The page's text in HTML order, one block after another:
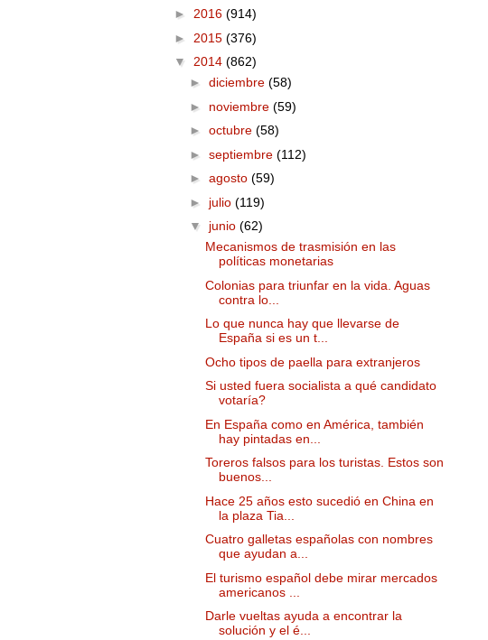
► 2016 (914)
► 2015 (376)
▼ 2014 (862)
► diciembre (58)
► noviembre (59)
► octubre (58)
► septiembre (112)
► agosto (59)
► julio (119)
▼ junio (62)
Mecanismos de trasmisión en las
políticas monetarias
Colonias para triunfar en la vida. Aguas
contra lo...
Lo que nunca hay que llevarse de
España si es un t...
Ocho tipos de paella para extranjeros
Si usted fuera socialista a qué candidato
votaría?
En España como en América, también
hay pintadas en...
Toreros falsos para los turistas. Estos son
buenos...
Hace 25 años esto sucedió en China en
la plaza Tia...
Cuatro galletas españolas con nombres
que ayudan a...
El turismo español debe mirar mercados
americanos ...
Darle vueltas ayuda a encontrar la
solución y el é...